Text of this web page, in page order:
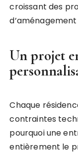
croissant des
Un projet
Chaque
contraintes
pourquoi une
entièrement le